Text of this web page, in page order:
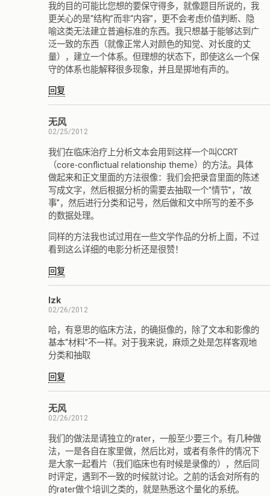
我的目的可能比您想的要保守得多，就像题目所说的，我
更关心的是“结构”而非“内容”，更不会考虑价值判断、隐
喻这类无法建立普遍标准的东西。我只想基于能够达到广
泛一致的东西（就像正常人对颜色的知觉、对长度的丈
量），建立一个体系。但理想的状态下，即使这么一个保
守的体系也能解释很多现象，并且是掷地有声的。
回复
无风
02/25/2012
我们在临床治疗上分析文本会用到这样一个叫CCRT
（core-conflictual relationship theme）的方法。具体
做起来和正文里面的方法很像：我们会把录音里面的陈述
写成文字，然后根据分析的需要去抽取一个“情节”，“故
事”，然后进行分类和记号，然后做和文中所写的差不多
的数据处理。
同样的方法我也试过用在一些文学作品的分析上面，不过
看到这么详细的电影分析还是很赞！
回复
lzk
02/26/2012
哈，有意思的临床方法，的确挺像的，除了文本和影像的
基本“材料”不一样。对于我来说，麻烦之处是怎样客观地
分类和抽取
回复
无风
02/26/2012
我们的做法是请独立的rater，一般至少要三个。有几种做
法，一是各自在家里做，然后比对，或者有条件的情况下
是大家一起看片（我们临床也有时候是录像的），然后同
时评定，遇到不一致的时候就讨论。之前的话会对所有的
的rater做个培训之类的，就是熟悉这个量化的系统。